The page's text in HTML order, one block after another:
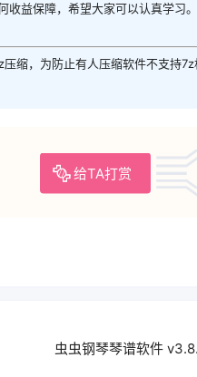
益保障，希望大家可以认真学习
缩，为防止有人压缩软件不支持
给TA打赏
虫虫钢琴琴谱软件